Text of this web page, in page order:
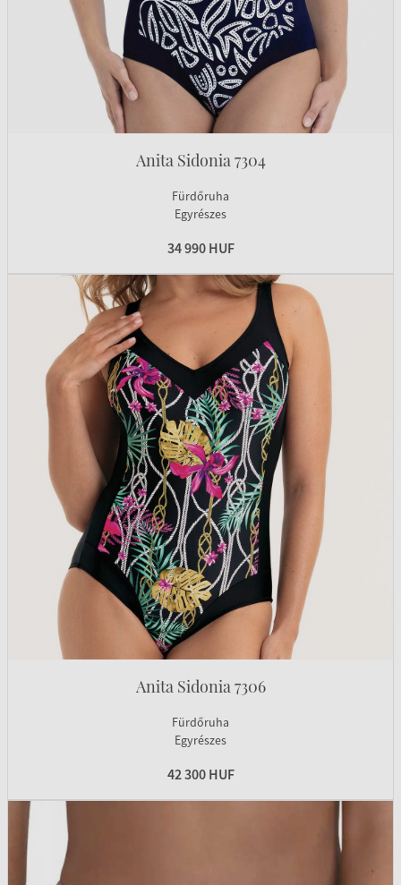
Anita Sidonia 7304
Fürdőruha
Egyrészes
34 990 HUF
Anita Sidonia 7306
Fürdőruha
Egyrészes
42 300 HUF